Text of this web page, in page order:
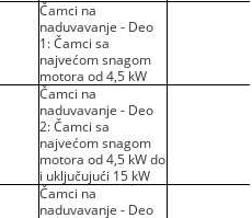
Čamci na
naduvavanje - Deo
1: Čamci sa
najvećom snagom
motora od 4,5 kW
Čamci na
naduvavanje - Deo
2: Čamci sa
najvećom snagom
motora od 4,5 kW do
i uključujući 15 kW
Čamci na
naduvavanje - Deo